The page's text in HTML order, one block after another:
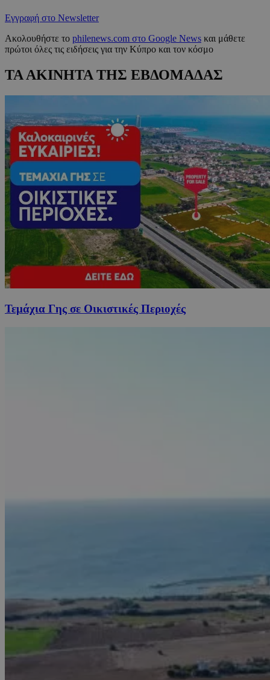
Εγγραφή στο Newsletter
Ακολουθήστε το philenews.com στο Google News και μάθετε
πρώτοι όλες τις ειδήσεις για την Κύπρο και τον κόσμο
ΤΑ ΑΚΙΝΗΤΑ ΤΗΣ ΕΒΔΟΜΑΔΑΣ
Τεμάχια Γης σε Οικιστικές Περιοχές